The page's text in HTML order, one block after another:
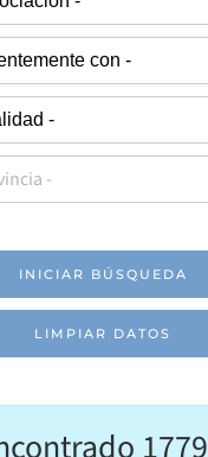
-
INICIAR BÚSQUEDA
LIMPIAR DATOS
1779